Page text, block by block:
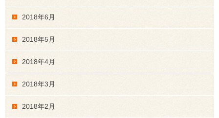
2018年6月
2018年5月
2018年4月
2018年3月
2018年2月